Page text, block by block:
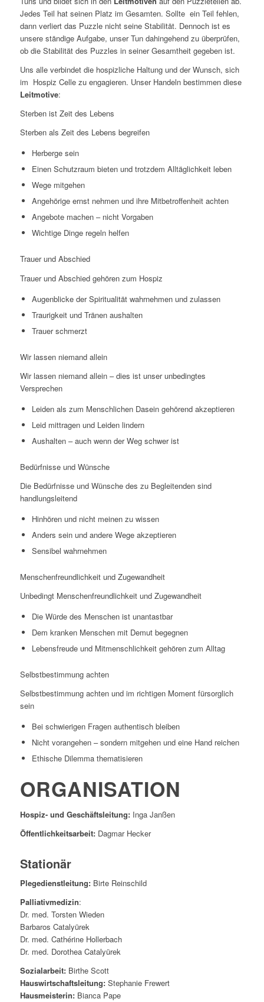
Jedes Teil hat seinen Platz im Gesamten. Sollte ein Teil fehlen,
dann verliert das Puzzle nicht seine Stabilität. Dennoch ist es
unsere ständige Aufgabe, unser Tun dahingehend zu überprüfen,
ob die Stabilität des Puzzles in seiner Gesamtheit gegeben ist.
Uns alle verbindet die hospizliche Haltung und der Wunsch, sich
im Hospiz Celle zu engagieren. Unser Handeln bestimmen diese
Leitmotive:
Sterben ist Zeit des Lebens
Sterben als Zeit des Lebens begreifen
Herberge sein
Einen Schutzraum bieten und trotzdem Alltäglichkeit leben
Wege mitgehen
Angehörige ernst nehmen und ihre Mitbetroffenheit achten
Angebote machen – nicht Vorgaben
Wichtige Dinge regeln helfen
Trauer und Abschied
Trauer und Abschied gehören zum Hospiz
Augenblicke der Spiritualität wahrnehmen und zulassen
Traurigkeit und Tränen aushalten
Trauer schmerzt
Wir lassen niemand allein
Wir lassen niemand allein – dies ist unser unbedingtes
Versprechen
Leiden als zum Menschlichen Dasein gehörend akzeptieren
Leid mittragen und Leiden lindern
Aushalten – auch wenn der Weg schwer ist
Bedürfnisse und Wünsche
Die Bedürfnisse und Wünsche des zu Begleitenden sind
handlungsleitend
Hinhören und nicht meinen zu wissen
Anders sein und andere Wege akzeptieren
Sensibel wahrnehmen
Menschenfreundlichkeit und Zugewandheit
Unbedingt Menschenfreundlichkeit und Zugewandheit
Die Würde des Menschen ist unantastbar
Dem kranken Menschen mit Demut begegnen
Lebensfreude und Mitmenschlichkeit gehören zum Alltag
Selbstbestimmung achten
Selbstbestimmung achten und im richtigen Moment fürsorglich
sein
Bei schwierigen Fragen authentisch bleiben
Nicht vorangehen – sondern mitgehen und eine Hand reichen
Ethische Dilemma thematisieren
ORGANISATION
Hospiz- und Geschäftsleitung:Inga Janßen
Öffentlichkeitsarbeit:Dagmar Hecker
Stationär
Plegedienstleitung:Birte Reinschild
Palliativmedizin:
Dr. med. Torsten Wieden
Barbaros Catalyürek
Dr. med. Cathérine Hollerbach
Dr. med. Dorothea Catalyürek
Sozialarbeit:Birthe Scott
Hauswirtschaftsleitung:Stephanie Frewert
Hausmeisterin:Bianca Pape